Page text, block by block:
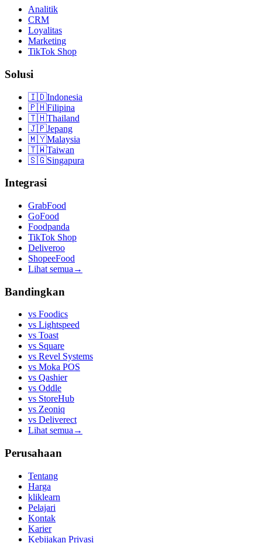
Analitik
CRM
Loyalitas
Marketing
TikTok Shop
Solusi
🇮🇩Indonesia
🇵🇭Filipina
🇹🇭Thailand
🇯🇵Jepang
🇲🇾Malaysia
🇹🇼Taiwan
🇸🇬Singapura
Integrasi
GrabFood
GoFood
Foodpanda
TikTok Shop
Deliveroo
ShopeeFood
Lihat semua →
Bandingkan
vs Foodics
vs Lightspeed
vs Toast
vs Square
vs Revel Systems
vs Moka POS
vs Qashier
vs Oddle
vs StoreHub
vs Zeoniq
vs Deliverect
Lihat semua →
Perusahaan
Tentang
Harga
kliklearn
Pelajari
Kontak
Karier
Kebijakan Privasi